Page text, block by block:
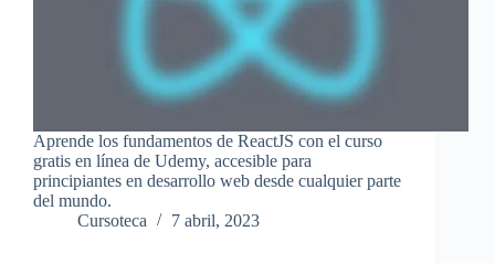
Aprende los fundamentos de ReactJS con el curso
gratis en línea de Udemy, accesible para
principiantes en desarrollo web desde cualquier parte
del mundo.
Cursoteca
7 abril, 2023